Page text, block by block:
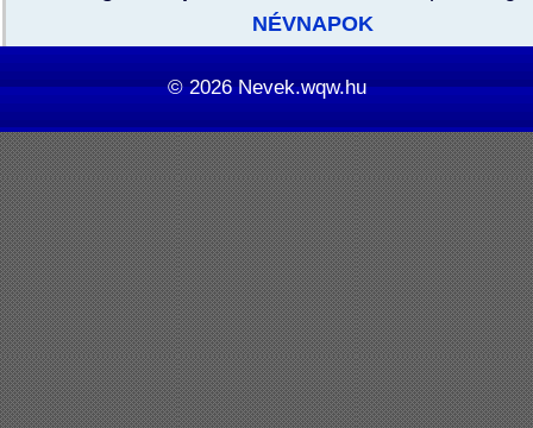
NÉVNAPOK
© 2026Nevek.wqw.hu